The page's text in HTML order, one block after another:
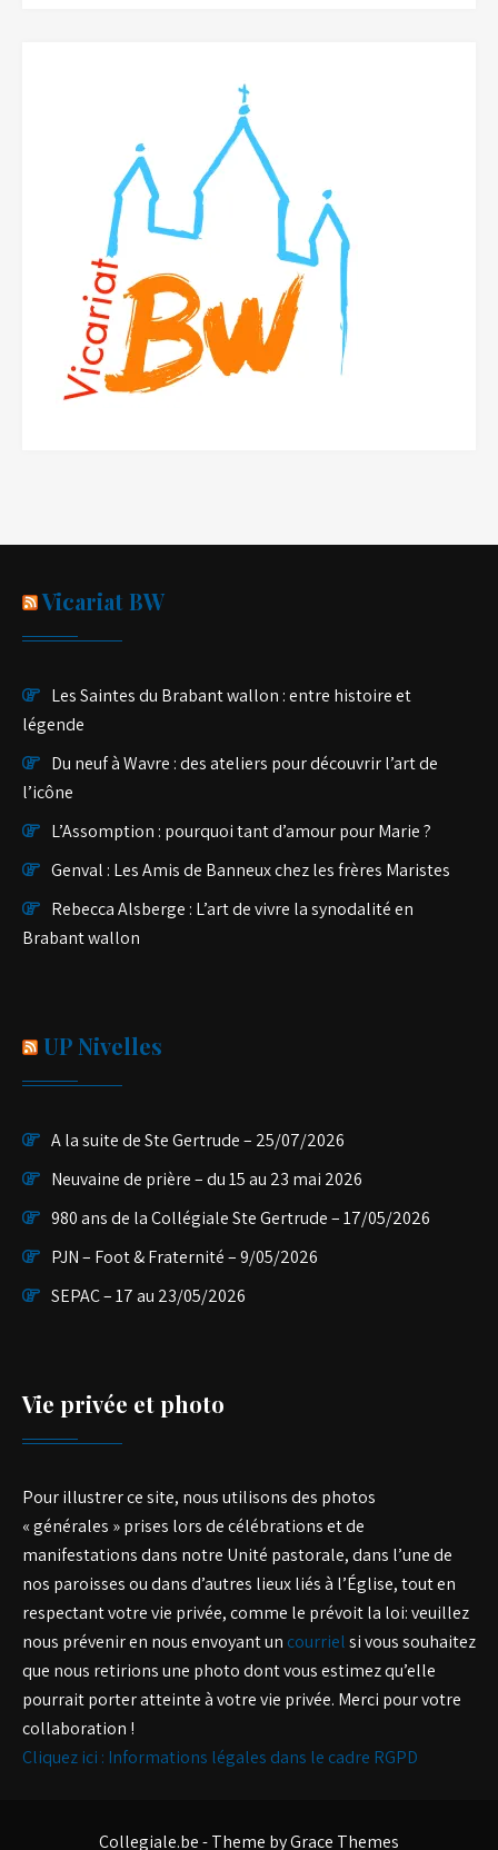
Vicariat BW
Les Saintes du Brabant wallon : entre histoire et
légende
Du neuf à Wavre : des ateliers pour découvrir l’art de
l’icône
L’Assomption : pourquoi tant d’amour pour Marie ?
Genval : Les Amis de Banneux chez les frères Maristes
Rebecca Alsberge : L’art de vivre la synodalité en
Brabant wallon
UP Nivelles
A la suite de Ste Gertrude – 25/07/2026
Neuvaine de prière – du 15 au 23 mai 2026
980 ans de la Collégiale Ste Gertrude – 17/05/2026
PJN – Foot & Fraternité – 9/05/2026
SEPAC – 17 au 23/05/2026
Vie privée et photo
Pour illustrer ce site, nous utilisons des photos
« générales » prises lors de célébrations et de
manifestations dans notre Unité pastorale, dans l’une de
nos paroisses ou dans d’autres lieux liés à l’Église, tout en
respectant votre vie privée, comme le prévoit la loi: veuillez
nous prévenir en nous envoyant un courrielsi vous souhaitez
que nous retirions une photo dont vous estimez qu’elle
pourrait porter atteinte à votre vie privée. Merci pour votre
collaboration !
Cliquez ici : Informations légales dans le cadre RGPD
Collegiale.be - Theme by Grace Themes